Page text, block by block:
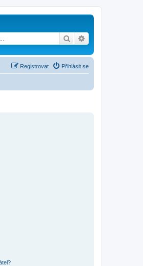
Hledat
Přihlásit se
Registrovat